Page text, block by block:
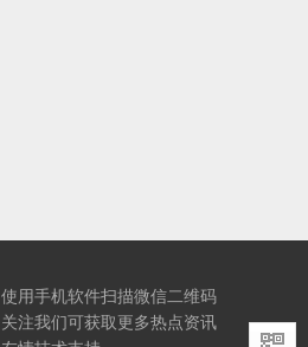
使用手机软件扫描微信二维码
关注我们可获取更多热点资讯